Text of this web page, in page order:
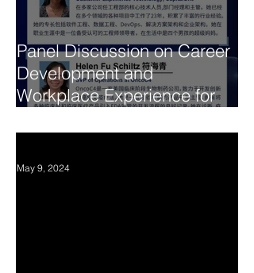
Panel Discussion on Career
Development and
Workplace Experience for
华人科技人员职业发展与职
场经验座谈会 May 18，2024
May 9, 2024